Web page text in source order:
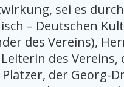
sei es
– Deutschen
des Vereins),
des
der Georg-